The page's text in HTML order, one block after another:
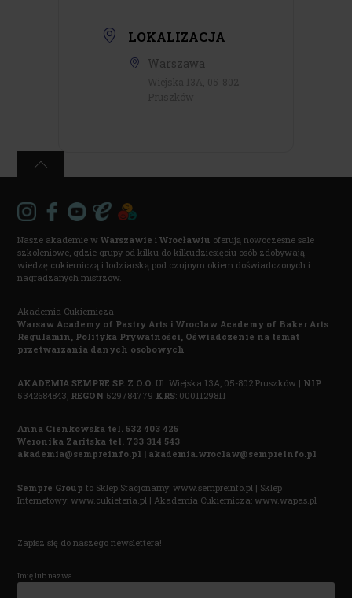
LOKALIZACJA
Warszawa
Nasze akademie wWarszawie iWrocławiu oferują nowoczesne sale
szkoleniowe, gdzie grupy od kilku do kilkudziesięciu osób zdobywają
wiedzę cukierniczą i lodziarską pod czujnym okiem doświadczonych i
nagradzanych mistrzów.
Akademia Cukiernicza
Warsaw Academy of Pastry Arts iWroclaw Academy of Baker Arts
Regulamin, Polityka Prywatności, Oświadczenie na temat
przetwarzania danych osobowych
AKADEMIA SEMPRE SP. Z O.O. Ul. Wiejska 13A, 05-802 Pruszków | NIP
5342684843, REGON 529784779 KRS: 0001129811
Anna Cienkowska tel. 532 403 425
Weronika Zaritska tel. 733 314 543
akademia@sempreinfo.pl | akademia.wroclaw@sempreinfo.pl
Sempre Group to Sklep Stacjonarny:www.sempreinfo.pl | Sklep
Internetowy:www.cukieteria.pl | Akademia Cukiernicza:www.wapas.pl
Zapisz się do naszego newslettera!
Imię lub nazwa